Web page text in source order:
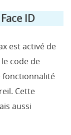
ID
est activé de
le code de
fonctionnalité
Cette
aussi